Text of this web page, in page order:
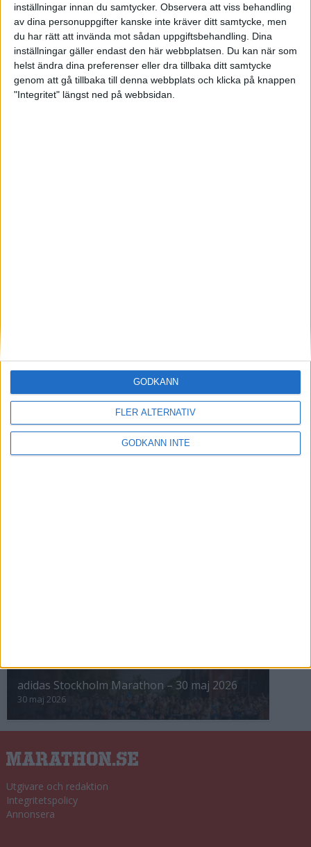
inställningar innan du samtycker. Observera att viss behandling
av dina personuppgifter kanske inte kräver ditt samtycke, men
du har rätt att invända mot sådan uppgiftsbehandling. Dina
inställningar gäller endast den här webbplatsen. Du kan när som
helst ändra dina preferenser eller dra tillbaka ditt samtycke
genom att gå tillbaka till denna webbplats och klicka på knappen
"Integritet" längst ned på webbsidan.
FLER ALTERNATIV
GODKÄNN INTE
GODKÄNN
Intresset ökar för Lidingöloppet
26 jun 1998
Värmemara
väntarvärldsmästaraspiranter
24 jun 1998
ASIEN
Berlin Marathon - ett lopp genom
8 okt 1995• Arkiv• Reseberättelser från
adidas Stockholm Marathon – 30 maj 2026
30 maj 2026
Utgivare och redaktion
Integritetspolicy
Annonsera